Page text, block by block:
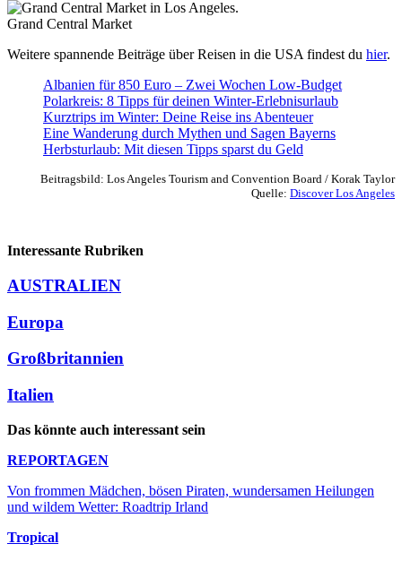
Grand Central Market
Weitere spannende Beiträge über Reisen in die USA findest du hier.
Albanien für 850 Euro – Zwei Wochen Low-Budget
Polarkreis: 8 Tipps für deinen Winter-Erlebnisurlaub
Kurztrips im Winter: Deine Reise ins Abenteuer
Eine Wanderung durch Mythen und Sagen Bayerns
Herbsturlaub: Mit diesen Tipps sparst du Geld
Beitragsbild: Los Angeles Tourism and Convention Board / Korak Taylor
Quelle: Discover Los Angeles
Interessante Rubriken
AUSTRALIEN
Europa
Großbritannien
Italien
Das könnte auch interessant sein
REPORTAGEN
Von frommen Mädchen, bösen Piraten, wundersamen Heilungen
und wildem Wetter: Roadtrip Irland
Tropical